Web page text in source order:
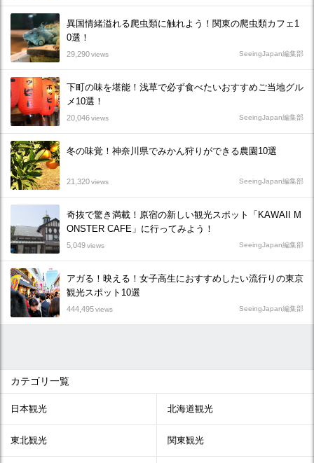
異国情緒溢れる爬虫類に触れよう！関東の爬虫類カフェ1
0選！
29,290views SeeingJapan編集部
下町の味を堪能！浅草で必ず食べたいおすすめご当地グル
メ10選！
20,046views SeeingJapan編集部
冬の味覚！神奈川県でみかん狩りができる農園10選
21,320views SeeingJapan編集部
奇抜で驚き満載！原宿の新しい観光スポット「KAWAII M
ONSTER CAFE」に行ってみよう！
5,049views SeeingJapan編集部
アガる！映える！女子高生におすすめしたい流行りの東京
観光スポット10選
444,495views SeeingJapan編集部
カテゴリ一覧
日本観光 北海道観光
東北観光 関東観光